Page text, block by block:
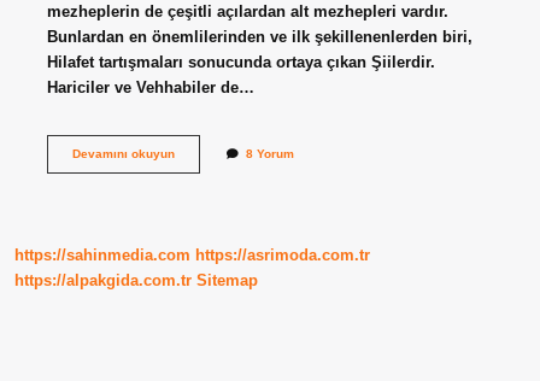
mezheplerin de çeşitli açılardan alt mezhepleri vardır.
Bunlardan en önemlilerinden ve ilk şekillenenlerden biri,
Hilafet tartışmaları sonucunda ortaya çıkan Şiilerdir.
Hariciler ve Vehhabiler de…
Devamını okuyunTürkiye
8 Yorum
https://sahinmedia.com https://asrimoda.com.tr
https://alpakgida.com.tr Sitemap